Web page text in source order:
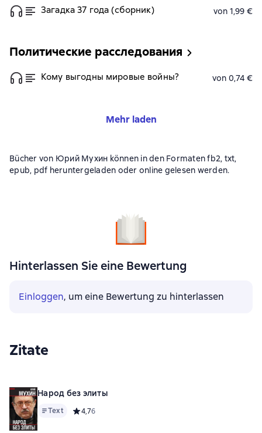
Загадка 37 года (сборник) von 1,99 €
Политические расследования
Кому выгодны мировые войны? von 0,74 €
Mehr laden
Bücher von Юрий Мухин können in den Formaten fb2, txt,
epub, pdf heruntergeladen oder online gelesen werden.
Hinterlassen Sie eine Bewertung
Einloggen, um eine Bewertung zu hinterlassen
Zitate
Народ без элиты
Text Средний рейтинг 4,7 на основе 6 оценок
4,76